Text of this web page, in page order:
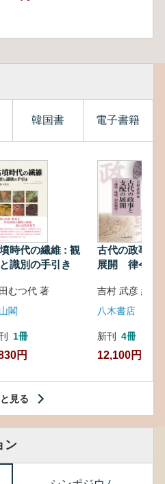
韓国書 電子書籍
時代の繊維 : 観
識別の手引き
むつ代 著
閣
1冊
円
古代の政事と
展開 律令・
吉村 武彦 編集
八木書店
新刊 4冊
12,100円
見る
ン